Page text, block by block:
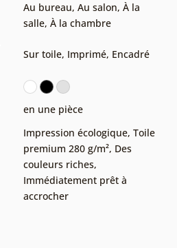
Au bureau, Au salon, À la
salle, À la chambre
Sur toile, Imprimé, Encadré
en une pièce
Impression écologique, Toile
premium 280 g/m², Des
couleurs riches,
Immédiatement prêt à
accrocher